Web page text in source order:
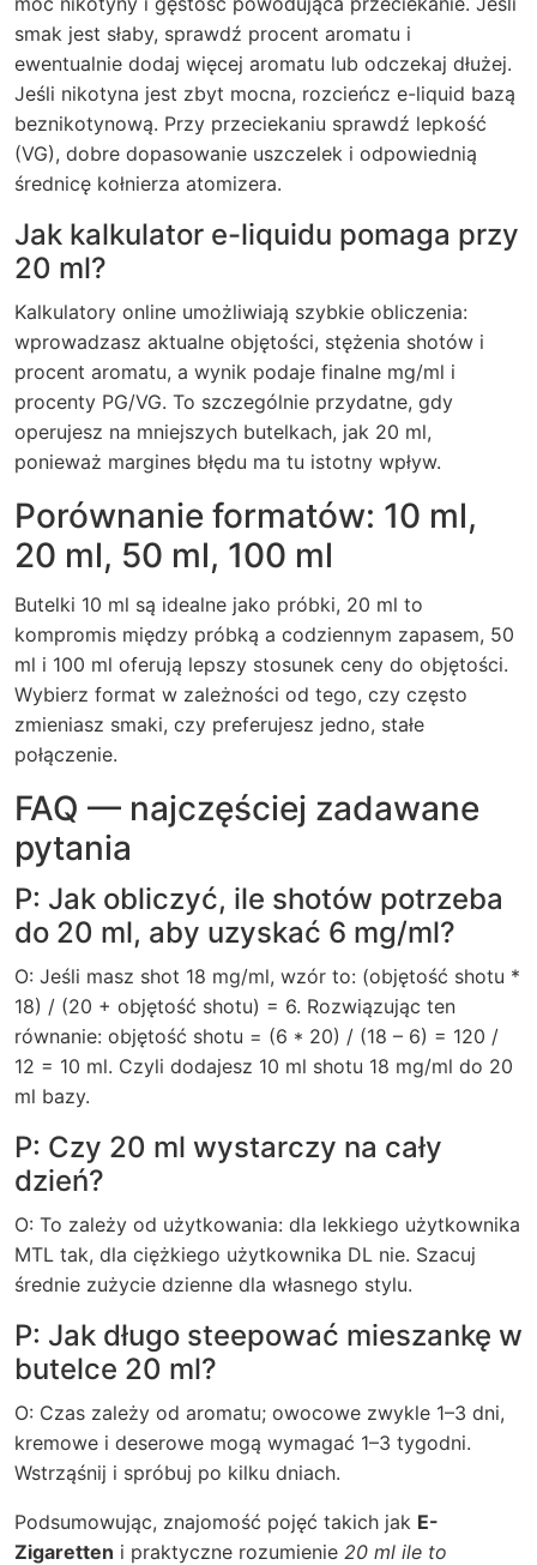
smak jest słaby, sprawdź procent aromatu i
ewentualnie dodaj więcej aromatu lub odczekaj dłużej.
Jeśli nikotyna jest zbyt mocna, rozcieńcz e-liquid bazą
beznikotynową. Przy przeciekaniu sprawdź lepkość
(VG), dobre dopasowanie uszczelek i odpowiednią
średnicę kołnierza atomizera.
Jak kalkulator e-liquidu pomaga przy
20 ml?
Kalkulatory online umożliwiają szybkie obliczenia:
wprowadzasz aktualne objętości, stężenia shotów i
procent aromatu, a wynik podaje finalne mg/ml i
procenty PG/VG. To szczególnie przydatne, gdy
operujesz na mniejszych butelkach, jak 20 ml,
ponieważ margines błędu ma tu istotny wpływ.
Porównanie formatów: 10 ml,
20 ml, 50 ml, 100 ml
Butelki 10 ml są idealne jako próbki, 20 ml to
kompromis między próbką a codziennym zapasem, 50
ml i 100 ml oferują lepszy stosunek ceny do objętości.
Wybierz format w zależności od tego, czy często
zmieniasz smaki, czy preferujesz jedno, stałe
połączenie.
FAQ — najczęściej zadawane
pytania
P: Jak obliczyć, ile shotów potrzeba
do 20 ml, aby uzyskać 6 mg/ml?
O: Jeśli masz shot 18 mg/ml, wzór to: (objętość shotu *
18) / (20 + objętość shotu) = 6. Rozwiązując ten
równanie: objętość shotu = (6 * 20) / (18 – 6) = 120 /
12 = 10 ml. Czyli dodajesz 10 ml shotu 18 mg/ml do 20
ml bazy.
P: Czy 20 ml wystarczy na cały
dzień?
O: To zależy od użytkowania: dla lekkiego użytkownika
MTL tak, dla ciężkiego użytkownika DL nie. Szacuj
średnie zużycie dzienne dla własnego stylu.
P: Jak długo steepować mieszankę w
butelce 20 ml?
O: Czas zależy od aromatu; owocowe zwykle 1–3 dni,
kremowe i deserowe mogą wymagać 1–3 tygodni.
Wstrząśnij i spróbuj po kilku dniach.
Podsumowując, znajomość pojęć takich jak E-
Zigaretten i praktyczne rozumienie 20 ml ile to